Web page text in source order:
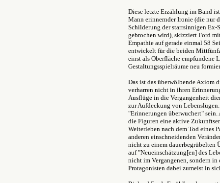
Diese letzte Erzählung im Band
Mann erinnernder Ironie (die nur
Schilderung der starrsinnigen Ex-
gebrochen wird), skizziert Ford
Empathie auf gerade einmal 58
entwickelt für die beiden
einst als Oberfläche
Gestaltungsspielräume neu
Das ist das überwölbende Axiom
verharren nicht in ihren
Ausflüge in die Vergangenheit
zur Aufdeckung von
"Erinnerungen überwuchert"
die Figuren eine aktive
Weiterleben nach dem Tod eines
anderen einschneidenden
nicht zu einem dauerbegrübelten
auf "Neueinschätzung[en] des
nicht im Vergangenen, sondern
Protagonisten dabei zumeist in